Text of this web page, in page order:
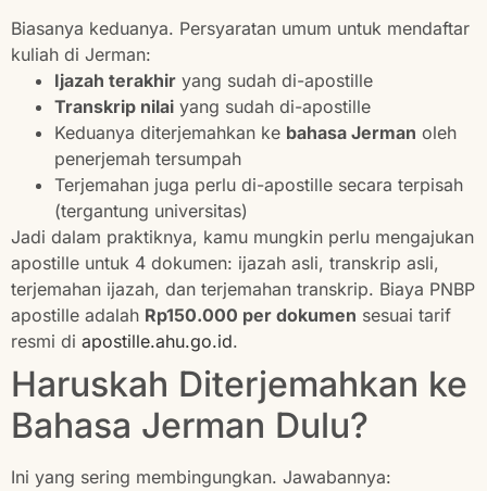
Biasanya keduanya. Persyaratan umum untuk mendaftar
kuliah di Jerman:
Ijazah terakhir yang sudah di-apostille
Transkrip nilai yang sudah di-apostille
Keduanya diterjemahkan ke bahasa Jerman oleh
penerjemah tersumpah
Terjemahan juga perlu di-apostille secara terpisah
(tergantung universitas)
Jadi dalam praktiknya, kamu mungkin perlu mengajukan
apostille untuk 4 dokumen: ijazah asli, transkrip asli,
terjemahan ijazah, dan terjemahan transkrip. Biaya PNBP
apostille adalah Rp150.000 per dokumen sesuai tarif
resmi di apostille.ahu.go.id.
Haruskah Diterjemahkan ke
Bahasa Jerman Dulu?
Ini yang sering membingungkan. Jawabannya: